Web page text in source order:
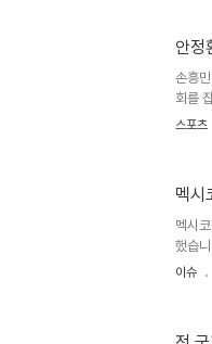
회를
16강
전..
안정
손흥
회를
중되
안정
공감
전술
스포츠
멕시
멕시
했습
었습
이슈